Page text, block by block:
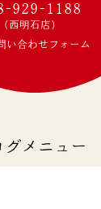
929-1188
(西明石店)
い合わせフォーム
グメニュー